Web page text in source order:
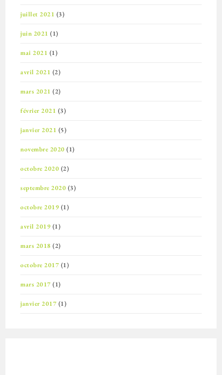
juillet 2021 (3)
juin 2021 (1)
mai 2021 (1)
avril 2021 (2)
mars 2021 (2)
février 2021 (3)
janvier 2021 (5)
novembre 2020 (1)
octobre 2020 (2)
septembre 2020 (3)
octobre 2019 (1)
avril 2019 (1)
mars 2018 (2)
octobre 2017 (1)
mars 2017 (1)
janvier 2017 (1)